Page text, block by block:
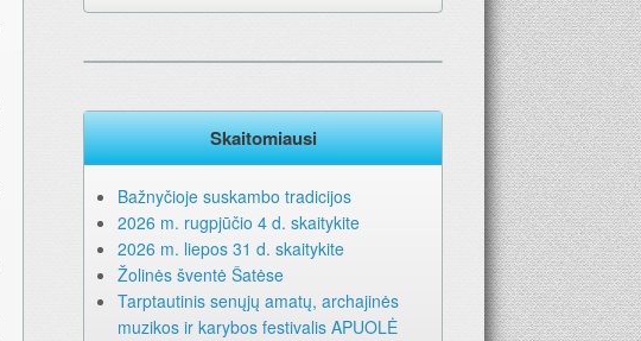
Skaitomiausi
Bažnyčioje suskambo tradicijos
2026 m. rugpjūčio 4 d. skaitykite
2026 m. liepos 31 d. skaitykite
Žolinės šventė Šatėse
Tarptautinis senųjų amatų, archajinės
muzikos ir karybos festivalis APUOLĖ